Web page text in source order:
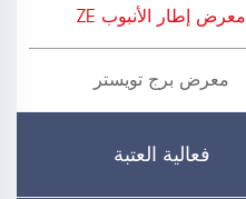
معرض إطار الأنبوب ZE
معرض برج تويستر
فعالية العتبة